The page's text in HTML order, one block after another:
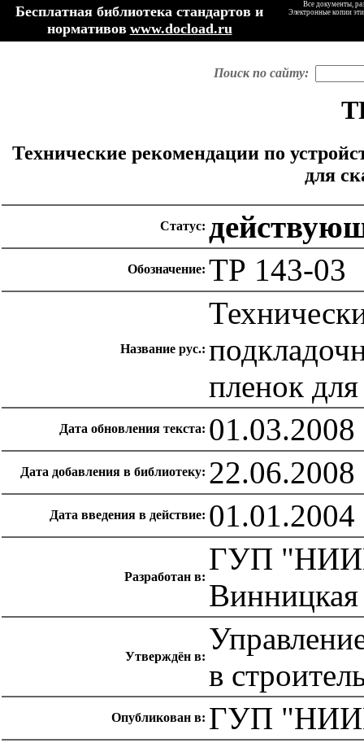
Бесплатная библиотека стандартов и
нормативов www.docload.ru
Все документы,
Электронные копии
Поиск по сайту:
Технические рекомендации по
для
Статус:
Обозначение: ТР 143-03
Название рус.:
пленок
Дата обновления текста: 01.03.2008
Дата добавления в библиотеку: 22.06.2008
Дата введения в действие: 01.01.2004
Разработан в:
ГУП
Винницкая
Утверждён в:
в
Опубликован в: ГУП